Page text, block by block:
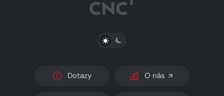
PŘEPNOUT SVĚTLÝ/TMAVÝ REŽIM
Dotazy O nás